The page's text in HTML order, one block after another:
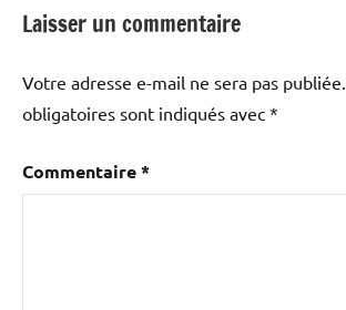
Laisser un commentaire
Votre adresse e-mail ne sera pas publiée.
obligatoires sont indiqués avec *
Commentaire*